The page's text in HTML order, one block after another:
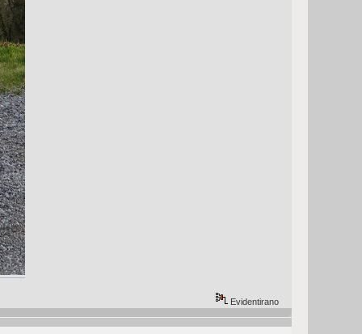
Evidentirano